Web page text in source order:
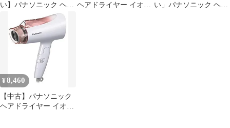
い】パナソニック ヘア
ドライヤー イオニティ
ペールピンク調 EH-
NE4A-PP
ヘアドライヤー イオニ い」パナソニック ヘア
¥8,460
【中古】パナソニック
ヘアドライヤー イオニ